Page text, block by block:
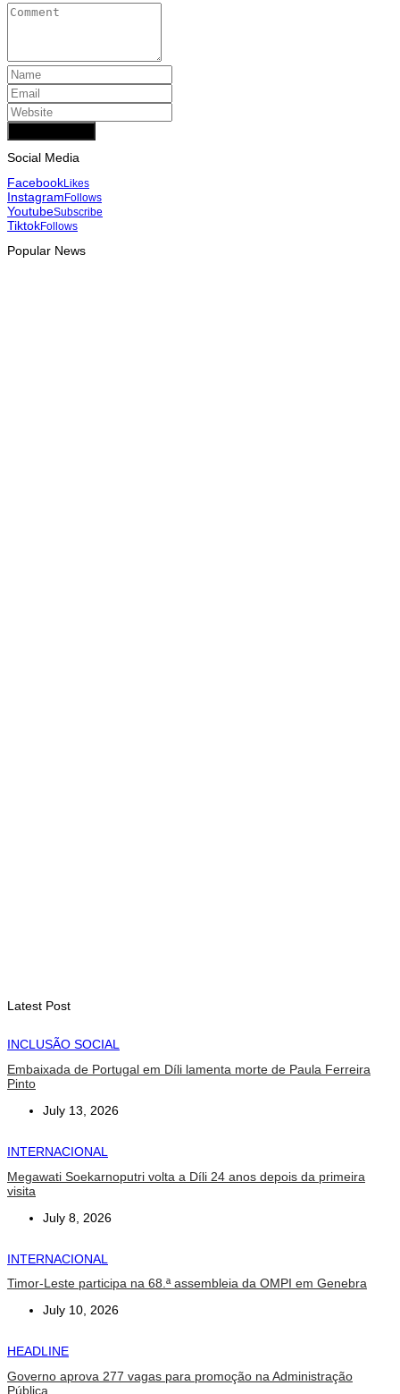
Social Media
FacebookLikes
InstagramFollows
YoutubeSubscribe
TiktokFollows
Popular News
Latest Post
INCLUSÃO SOCIAL
Embaixada de Portugal em Díli lamenta morte de Paula Ferreira
Pinto
July 13, 2026
INTERNACIONAL
Megawati Soekarnoputri volta a Díli 24 anos depois da primeira
visita
July 8, 2026
INTERNACIONAL
Timor-Leste participa na 68.ª assembleia da OMPI em Genebra
July 10, 2026
HEADLINE
Governo aprova 277 vagas para promoção na Administração
Pública